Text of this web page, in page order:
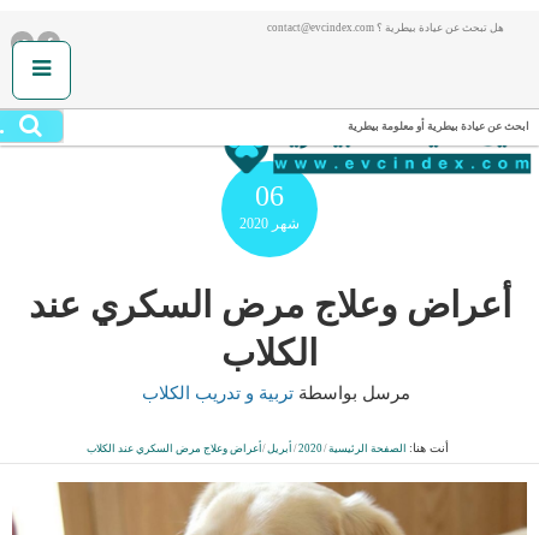
هل تبحث عن عيادة بيطرية ؟ contact@evcindex.com
ابحث عن عيادة بيطرية أو معلومة بيطرية
06
شهر 2020
أعراض وعلاج مرض السكري عند
الكلاب
مرسل بواسطةتربية و تدريب الكلاب
أنت هنا: الصفحة الرئيسية/
2020
/ أبريل/أعراض وعلاج مرض السكري عند الكلاب